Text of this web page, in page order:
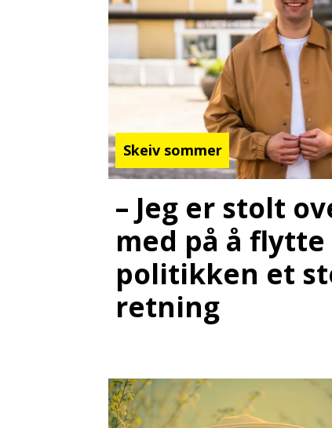
Skeiv sommer
– Jeg er stolt
med på å
politikken et
retning